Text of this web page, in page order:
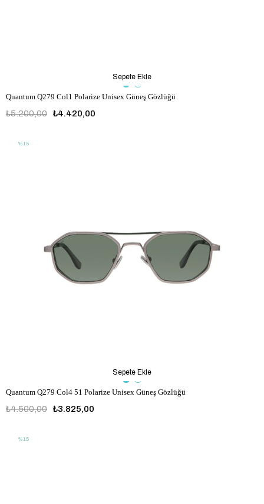
Quantum Q279 Col1 Polarize Unisex Güneş Gözlüğü
₺4.420,00
₺5.200,00
Sepete Ekle
Quantum Q279 Col4 51 Polarize Unisex Güneş Gözlüğü
₺3.825,00
₺4.500,00
Sepete Ekle
%15
%15